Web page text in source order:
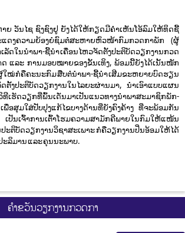
ຍ ວັນໄຊ ຊົງຊົງຢູ ຍັງໄດ້ໃຫ້ກຽດມີຄໍາເຫັນໂອ້ລົມໃຫ້ທິດຊີ້
ດງຄວາມຍ້ອງຍໍຊົມຕໍ່ສະຫາຍຫົວໜ້າກົມກວດກາພັກ (ຜູ້
ລັດໃນນໍາພາ-ຊີ້ນໍາ ເຄື່ອນໄຫວຈັດຕັ້ງປະຕິບັດວຽກງານກວດ
ແລະ ການມອບໝາຍຂອງຂັ້ນເທິງ, ພ້ອມນີ້ຍັງໄດ້ເນັ້ນໜັກ
ກໍຄືຄະນະກົມ ສືບຕໍ່ນໍາພາ-ຊີ້ນໍາ ເສີມຂະຫຍາຍບົດຮຽນ
ຕັ້ງປະຕິບັດວຽກງານໃນໄລຍະຜ່ານມາ, ນໍາເອົາແບບແຜນ
ວຽກທີ່ພົ້ນເດັ່ນມາເປັນແນວທາງນໍາພາສະມາຊິກພັກ-
ອສຸມໃສ່ປັບປຸງແກ້ໄຂບາງດ້ານທີ່ຍັງຄົງຄ້າງ ທີ່ຈະພ້ອມກັນ
ປັນເຈົ້າການເຕົ້າໂຮມຄວາມສາມັກຄີພາຍໃນກົມໃຫ້ແໜ້ນ
ະຕິບັດວຽກງານວິຊາສະເພາະ ກໍຄືວຽກງານປິ່ນອ້ອມໃຫ້ໄດ້
ລິມານ ແລະ ຄຸນນະພາບ.
ຄຳຂວັນວຽກງານກວດກາ